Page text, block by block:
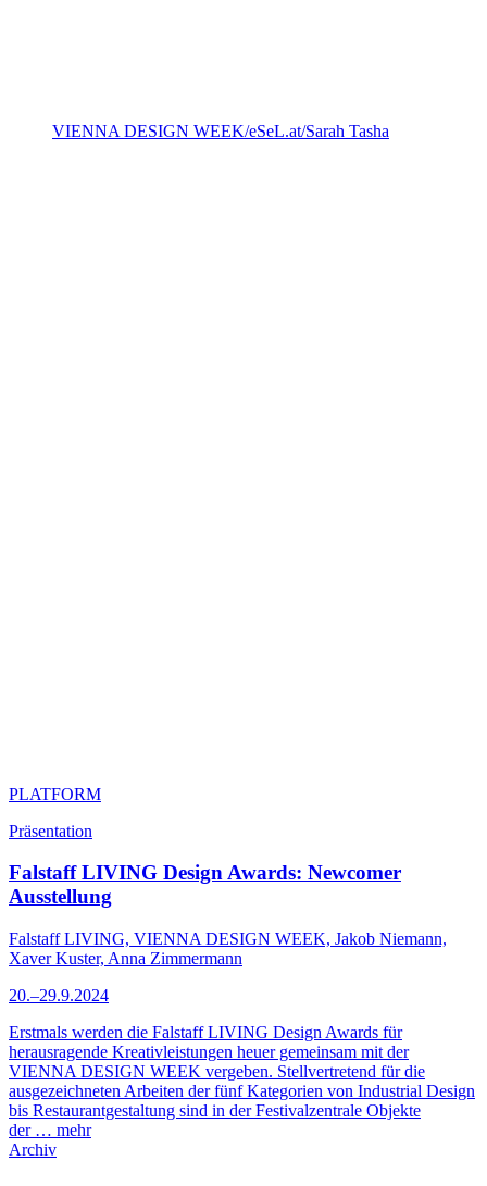
VIENNA DESIGN WEEK/eSeL.at/Sarah Tasha
PLATFORM
Präsentation
Falstaff LIVING Design Awards: Newcomer
Ausstellung
Falstaff LIVING, VIENNA DESIGN WEEK, Jakob Niemann,
Xaver Kuster, Anna Zimmermann
20.–29.9.2024
Erstmals werden die Falstaff LIVING Design Awards für
herausragende Kreativleistungen heuer gemeinsam mit der
VIENNA DESIGN WEEK vergeben. Stellvertretend für die
ausgezeichneten Arbeiten der fünf Kategorien von Industrial Design
bis Restaurantgestaltung sind in der Festivalzentrale Objekte
der … mehr
Archiv